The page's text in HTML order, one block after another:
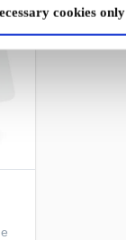
cookies only